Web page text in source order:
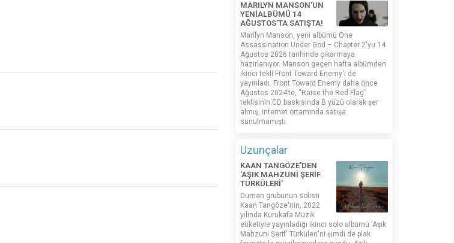
MARILYN MANSON'UN
YENİALBÜMÜ 14
AĞUSTOS'TA SATIŞTA!
Marilyn Manson, yeni albümü One
Assassination Under God – Chapter 2'yu 14
Ağustos 2026 tarihinde çıkarmaya
hazırlanıyor. Manson geçen hafta albümden
ikinci tekli Front Toward Enemy'i de
yayınladı. Front Toward Enemy daha önce
Ağustos 2024’te, “Raise the Red Flag”
teklisinin CD baskısında B yüzü olarak şer
almış, internet ortamında satışa
sunulmamıştı.
Uzunçalar
KAAN TANGÖZE'DEN
'AŞIK MAHZUNİ ŞERİF
TÜRKÜLERİ'
Duman grubunun solisti
Kaan Tangöze'nin, 2022
yılında Kurukafa Müzik
etiketiyle yayınladığı ikinci solo albümü 'Aşık
Mahzuni Şerif' Türküleri'ni şimdi de plak